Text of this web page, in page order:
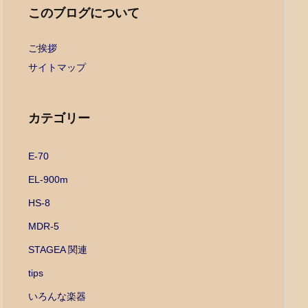
このブログについて
ご挨拶
サイトマップ
カテゴリー
E-70
EL-900m
HS-8
MDR-5
STAGEA 関連
tips
いろんな楽器